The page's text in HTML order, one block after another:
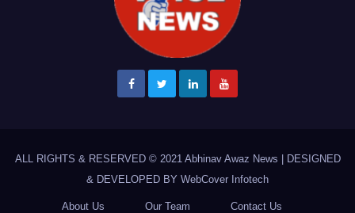
ALL RIGHTS & RESERVED © 2021 Abhinav Awaz News
DESIGNED
& DEVELOPED BY WebCover Infotech
About Us Our Team Contact Us